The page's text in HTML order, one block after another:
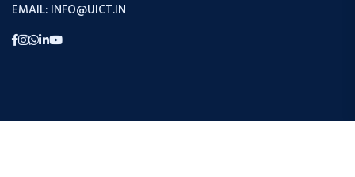
EMAIL: INFO@UICT.IN